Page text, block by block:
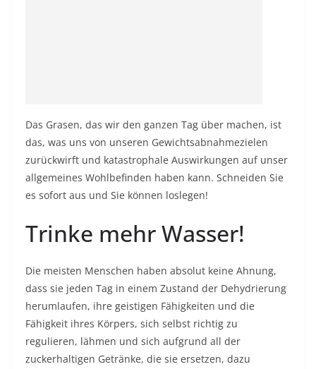
Das Grasen, das wir den ganzen Tag über machen, ist
das, was uns von unseren Gewichtsabnahmezielen
zurückwirft und katastrophale Auswirkungen auf unser
allgemeines Wohlbefinden haben kann. Schneiden Sie
es sofort aus und Sie können loslegen!
Trinke mehr Wasser!
Die meisten Menschen haben absolut keine Ahnung,
dass sie jeden Tag in einem Zustand der Dehydrierung
herumlaufen, ihre geistigen Fähigkeiten und die
Fähigkeit ihres Körpers, sich selbst richtig zu
regulieren, lähmen und sich aufgrund all der
zuckerhaltigen Getränke, die sie ersetzen, dazu